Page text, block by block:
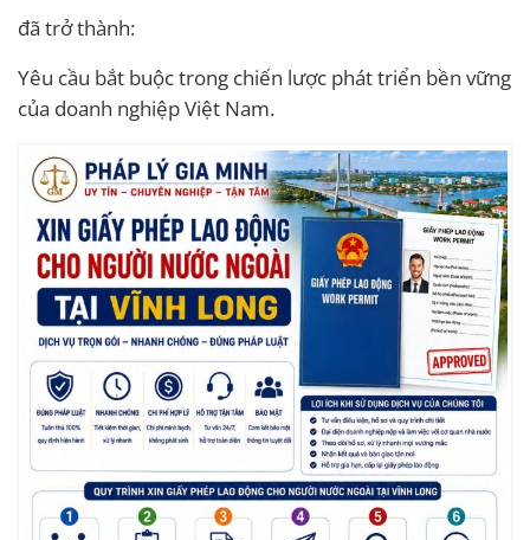
đã trở thành:
Yêu cầu bắt buộc trong chiến lược phát triển bền vững
của doanh nghiệp Việt Nam.